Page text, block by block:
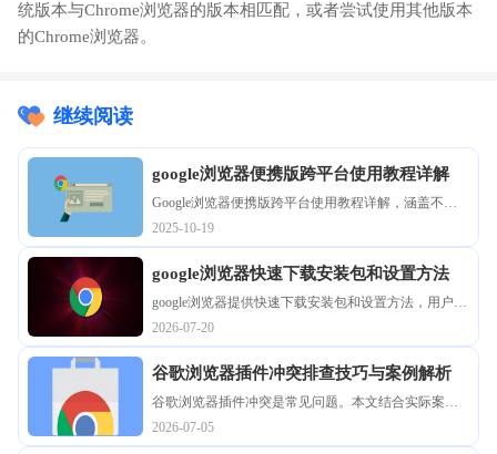
统版本与Chrome浏览器的版本相匹配，或者尝试使用其他版本
的Chrome浏览器。
继续阅读
google浏览器便携版跨平台使用教程详解
Google浏览器便携版跨平台使用教程详解，涵盖不同
系统操作差异，让用户轻松上手，无需担心兼容问
题。
2025-10-19
google浏览器快速下载安装包和设置方法
google浏览器提供快速下载安装包和设置方法，用户可
以迅速完成浏览器安装和基础配置，确保功能完整、
操作便捷，提高日常网页浏览效率和使用体验。
2026-07-20
谷歌浏览器插件冲突排查技巧与案例解析
谷歌浏览器插件冲突是常见问题。本文结合实际案
例，解析排查技巧，帮助用户快速定位异常插件，并
通过优化配置有效解决问题，保障浏览器稳定运行。
2026-07-05